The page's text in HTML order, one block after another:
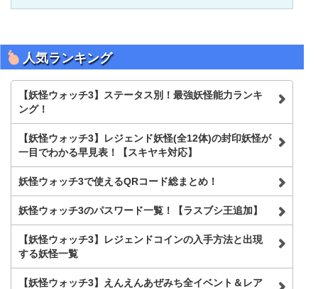
人気ランキング
【妖怪ウォッチ3】ステータス別！最強妖怪能力ランキ
ング！
【妖怪ウォッチ3】レジェンド妖怪(全12体)の封印妖怪が
一目でわかる早見表！【スキヤキ対応】
妖怪ウォッチ3で使えるQRコード総まとめ！
妖怪ウォッチ3のパスワード一覧！【ラスブシ王追加】
【妖怪ウォッチ3】レジェンドコインの入手方法と出現
する妖怪一覧
【妖怪ウォッチ3】えんえんあぜみち全イベント＆レア